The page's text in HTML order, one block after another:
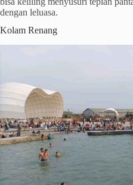
dengan leluasa.
Kolam Renang